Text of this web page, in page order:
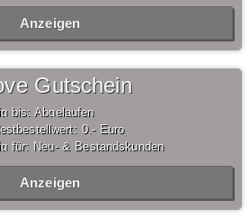
Anzeigen
Gutschein
bis: Abgelaufen
0,- Euro
für: Neu- & Bestandskunden
Anzeigen